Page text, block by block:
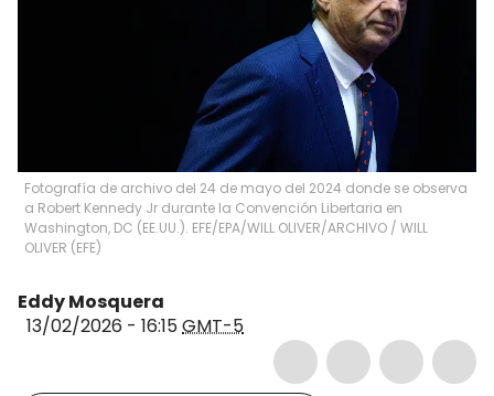
Fotografía de archivo del 24 de mayo del 2024 donde se observa
a Robert Kennedy Jr durante la Convención Libertaria en
Washington, DC (EE.UU.). EFE/EPA/WILL OLIVER/ARCHIVO / WILL
OLIVER (EFE)
Eddy Mosquera
13/02/2026 - 16:15GMT-5